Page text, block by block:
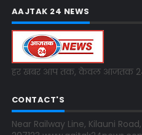
AAJTAK 24 NEWS
हर खबर आप तक, केवल आजतक
CONTACT'S
Near Railway Line, Kilauni